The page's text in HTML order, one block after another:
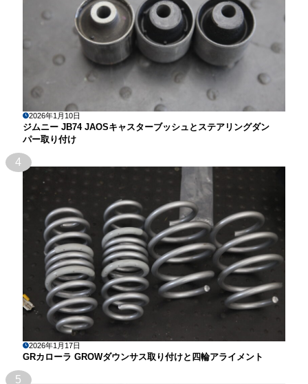
2026年1月10日
ジムニー JB74 JAOSキャスターブッシュとステアリングダン
パー取り付け
4
2026年1月17日
GRカローラ GROWダウンサス取り付けと四輪アライメント
5